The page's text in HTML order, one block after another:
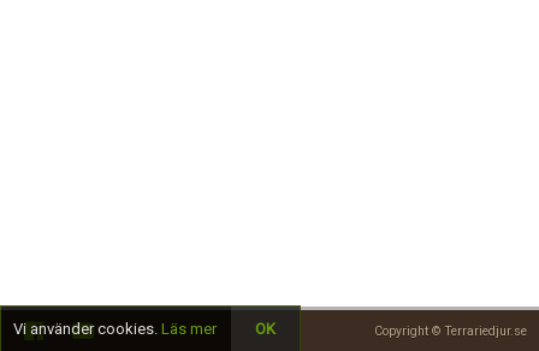
Copyright © Terrariedjur.se
Vi använder cookies. Läs mer OK